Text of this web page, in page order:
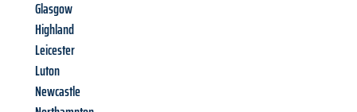
Glasgow
Highland
Leicester
Luton
Newcastle